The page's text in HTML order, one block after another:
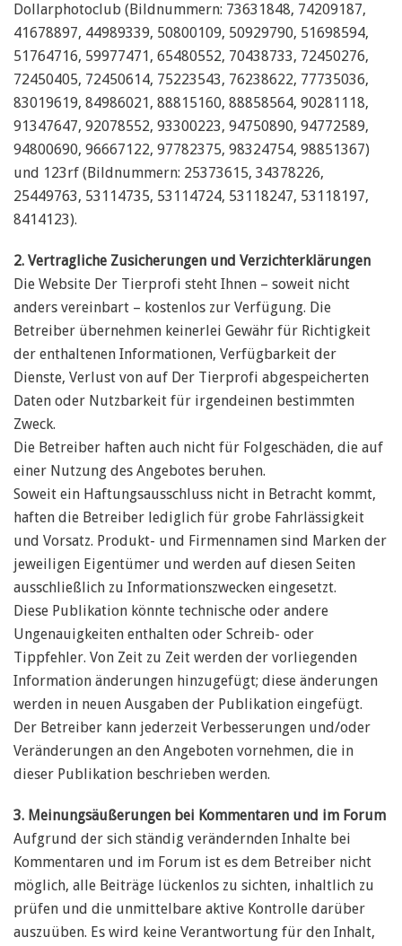
Dollarphotoclub (Bildnummern: 73631848, 74209187,
41678897, 44989339, 50800109, 50929790, 51698594,
51764716, 59977471, 65480552, 70438733, 72450276,
72450405, 72450614, 75223543, 76238622, 77735036,
83019619, 84986021, 88815160, 88858564, 90281118,
91347647, 92078552, 93300223, 94750890, 94772589,
94800690, 96667122, 97782375, 98324754, 98851367)
und 123rf (Bildnummern: 25373615, 34378226,
25449763, 53114735, 53114724, 53118247, 53118197,
8414123).
2. Vertragliche Zusicherungen und Verzichterklärungen
Die Website Der Tierprofi steht Ihnen – soweit nicht
anders vereinbart – kostenlos zur Verfügung. Die
Betreiber übernehmen keinerlei Gewähr für Richtigkeit
der enthaltenen Informationen, Verfügbarkeit der
Dienste, Verlust von auf Der Tierprofi abgespeicherten
Daten oder Nutzbarkeit für irgendeinen bestimmten
Zweck.
Die Betreiber haften auch nicht für Folgeschäden, die auf
einer Nutzung des Angebotes beruhen.
Soweit ein Haftungsausschluss nicht in Betracht kommt,
haften die Betreiber lediglich für grobe Fahrlässigkeit
und Vorsatz. Produkt- und Firmennamen sind Marken der
jeweiligen Eigentümer und werden auf diesen Seiten
ausschließlich zu Informationszwecken eingesetzt.
Diese Publikation könnte technische oder andere
Ungenauigkeiten enthalten oder Schreib- oder
Tippfehler. Von Zeit zu Zeit werden der vorliegenden
Information änderungen hinzugefügt; diese änderungen
werden in neuen Ausgaben der Publikation eingefügt.
Der Betreiber kann jederzeit Verbesserungen und/oder
Veränderungen an den Angeboten vornehmen, die in
dieser Publikation beschrieben werden.
3. Meinungsäußerungen bei Kommentaren und im Forum
Aufgrund der sich ständig verändernden Inhalte bei
Kommentaren und im Forum ist es dem Betreiber nicht
möglich, alle Beiträge lückenlos zu sichten, inhaltlich zu
prüfen und die unmittelbare aktive Kontrolle darüber
auszuüben. Es wird keine Verantwortung für den Inhalt,